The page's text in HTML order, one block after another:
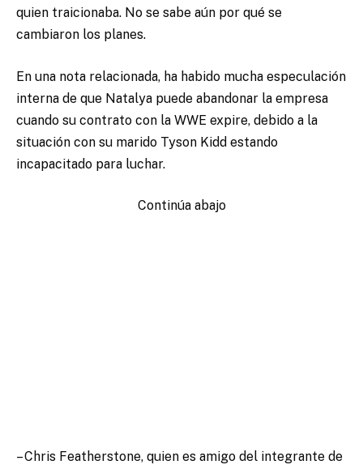
quien traicionaba. No se sabe aún por qué se
cambiaron los planes.
En una nota relacionada, ha habido mucha especulación
interna de que Natalya puede abandonar la empresa
cuando su contrato con la WWE expire, debido a la
situación con su marido Tyson Kidd estando
incapacitado para luchar.
Continúa abajo
– Chris Featherstone, quien es amigo del integrante de